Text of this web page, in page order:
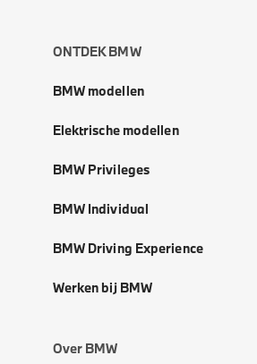
ONTDEK BMW
BMW modellen
Elektrische modellen
BMW Privileges
BMW Individual
BMW Driving Experience
Werken bij BMW
Over BMW